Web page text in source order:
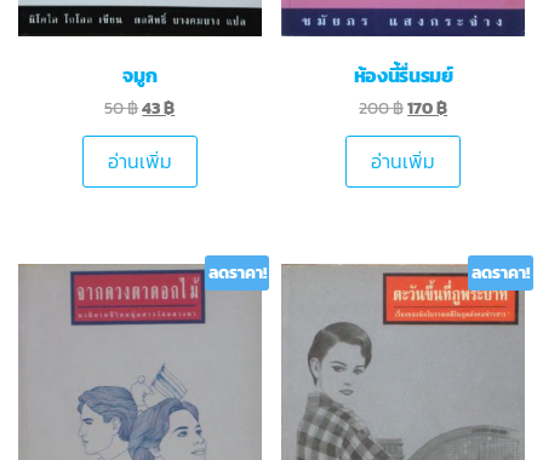
จมูก
50฿43฿
อ่านเพิ่ม
ห้องนี้รื่นรมย์
200฿170฿
อ่านเพิ่ม
ลดราคา! ลดราคา!